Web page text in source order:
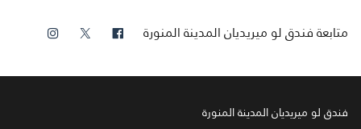
متابعةفندق لو ميريديان المدينة المنورة فيس بوكتويتر
فندق لو ميريديان المدينة المنورة